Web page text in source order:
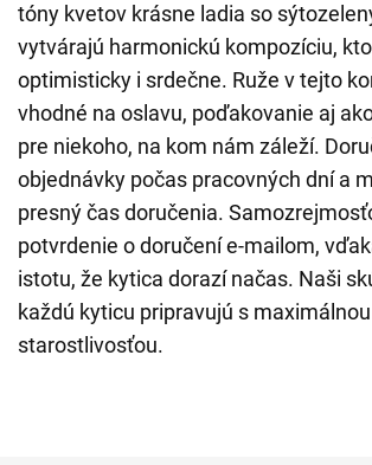
tóny kvetov krásne ladia so
vytvárajú harmonickú kompozíciu,
optimisticky i srdečne. Ruže v tejto
vhodné na oslavu, poďakovanie aj
pre niekoho, na kom nám záleží.
objednávky počas pracovných dní a
presný čas doručenia.
potvrdenie o doručení e-mailom,
istotu, že kytica dorazí načas. Naši
každú kyticu pripravujú s maximálnou
starostlivosťou.